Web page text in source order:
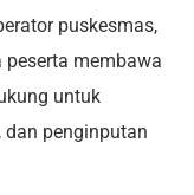
puskesmas,
peserta membawa
untuk
dan penginputan